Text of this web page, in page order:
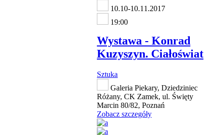
10.10-10.11.2017
19:00
Wystawa - Konrad
Kuzyszyn. Ciałoświat
Sztuka
Galeria Piekary, Dziedziniec
Różany, CK Zamek, ul. Święty
Marcin 80/82, Poznań
Zobacz szczegóły